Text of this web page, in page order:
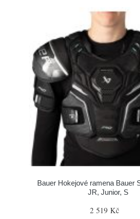
Bauer Hokejové ramena Bauer
JR, Junior, S
2 519 Kč